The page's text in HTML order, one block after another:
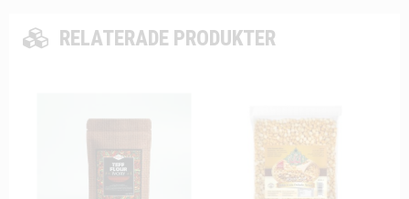
RELATERADE PRODUKTER